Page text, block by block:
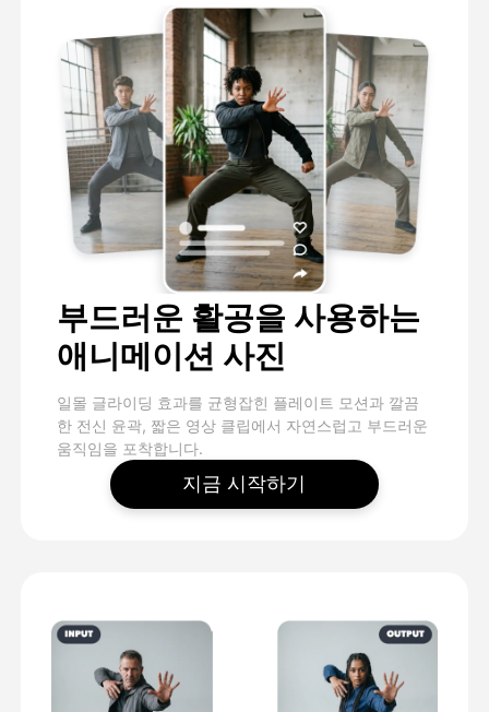
부드러운 활공을 사용하는
애니메이션 사진
일몰 글라이딩 효과를 균형잡힌 플레이트 모션과 깔끔
한 전신 윤곽, 짧은 영상 클립에서 자연스럽고 부드러운
움직임을 포착합니다.
지금 시작하기